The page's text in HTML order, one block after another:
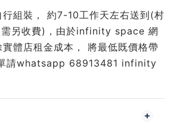
行組裝， 約7-10工作天左右送到(村
另收費)，由於infinity space 網
實體店租金成本， 將最低既價格帶
請whatsapp 68913481 infinity